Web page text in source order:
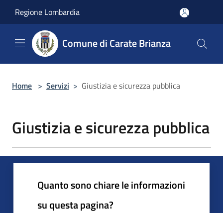
Regione Lombardia
Comune di Carate Brianza
Home > Servizi > Giustizia e sicurezza pubblica
Giustizia e sicurezza pubblica
Quanto sono chiare le informazioni
su questa pagina?